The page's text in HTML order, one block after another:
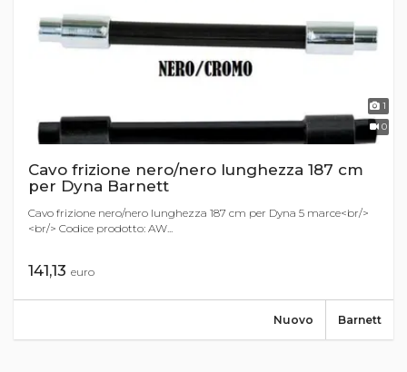
1
0
Cavo frizione nero/nero lunghezza 187 cm
per Dyna Barnett
Cavo frizione nero/nero lunghezza 187 cm per Dyna 5 marce<br/>
<br/> Codice prodotto: AW...
141,13 euro
Barnett
Nuovo